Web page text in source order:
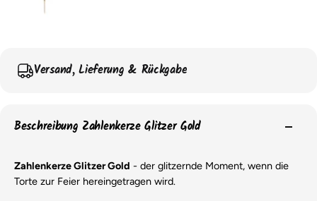
Versand, Lieferung & Rückgabe
Beschreibung Zahlenkerze Glitzer Gold
Zahlenkerze Glitzer Gold - der glitzernde Moment, wenn die
Torte zur Feier hereingetragen wird.